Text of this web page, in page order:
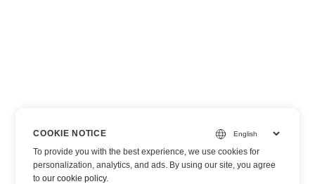
COOKIE NOTICE
To provide you with the best experience, we use cookies for
personalization, analytics, and ads. By using our site, you agree
toour cookie policy.